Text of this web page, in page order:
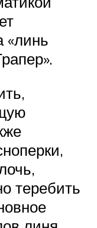
«линь
теребить